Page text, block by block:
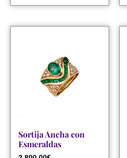
Sortija Ancha con
Esmeraldas